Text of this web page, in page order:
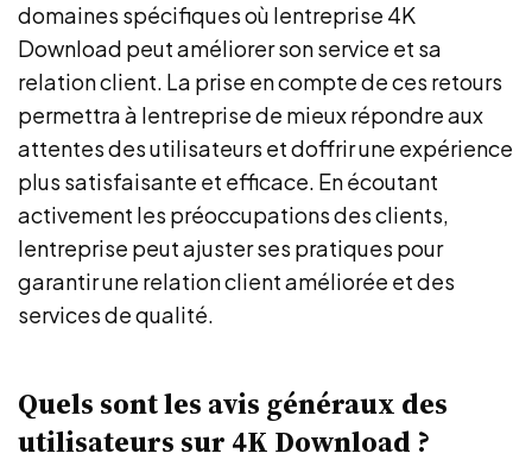
domaines spécifiques où lentreprise 4K
Download peut améliorer son service et sa
relation client. La prise en compte de ces retours
permettra à lentreprise de mieux répondre aux
attentes des utilisateurs et doffrir une expérience
plus satisfaisante et efficace. En écoutant
activement les préoccupations des clients,
lentreprise peut ajuster ses pratiques pour
garantir une relation client améliorée et des
services de qualité.
Quels sont les avis généraux des
utilisateurs sur 4K Download ?